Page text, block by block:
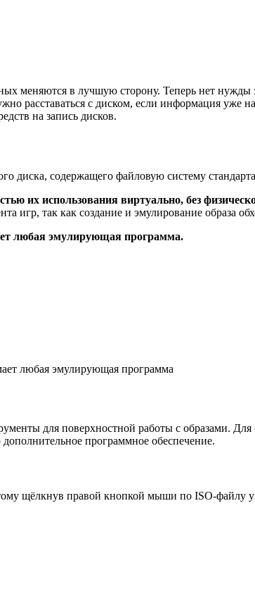
меняются в лучшую сторону. Теперь нет
расставаться с диском, если информация уже
на запись дисков.
диска, содержащего файловую систему
их использования виртуально, без
игр, так как создание и эмулирование образа
любая эмулирующая программа.
любая эмулирующая программа
для поверхностной работы с образами. Для
программное обеспечение.
щёлкнув правой кнопкой мыши по ISO-файлу